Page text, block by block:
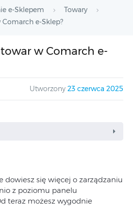
e-Sklepem
Towary
e-Sklep?
w Comarch e-
Utworzony 23 czerwca 2025
dowiesz się więcej o zarządzaniu
z poziomu panelu
teraz możesz wygodnie